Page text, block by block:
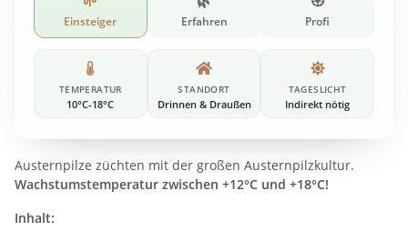
Einsteiger Erfahren Profi
TEMPERATUR
10°C-18°C
STANDORT
Drinnen & Draußen
TAGESLICHT
Indirekt nötig
Austernpilze züchten mit der großen Austernpilzkultur.
Wachstumstemperatur zwischen +12°C und +18°C!
Inhalt: